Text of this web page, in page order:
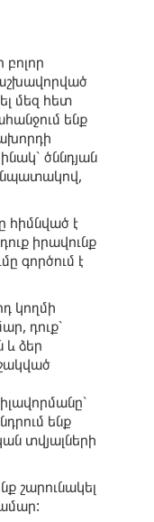
մեզ հետ
ենք
ծննդյան
նպատակով,
հիմնված է
իրավունք
գործում է
կողմի
դուք՝
և ձեր
ենք
տվյալների
շարունակել